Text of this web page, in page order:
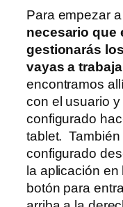
Para empezar
necesario que
gestionarás
vayas a
encontramos
con el usuario
configurado
tablet.
configurado
la aplicación
botón para